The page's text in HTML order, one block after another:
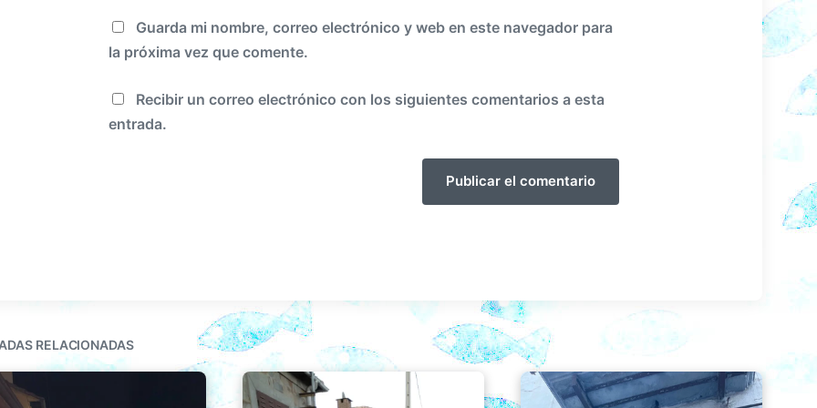
Guarda mi nombre, correo electrónico y web en este navegador para
la próxima vez que comente.
Recibir un correo electrónico con los siguientes comentarios a esta
entrada.
RELACIONADAS